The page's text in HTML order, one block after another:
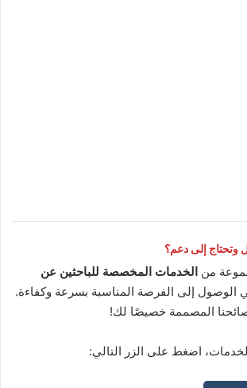
إلى دعم؟
من الخدمات المخصصة للباحثين عن
الوصول إلى الفرصة المناسبة بسرعة وكفاءة.
المصممة خصيصًا لك!
اضغط على الزر التالي: